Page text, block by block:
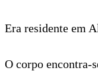
Era residente em
O corpo encontra-